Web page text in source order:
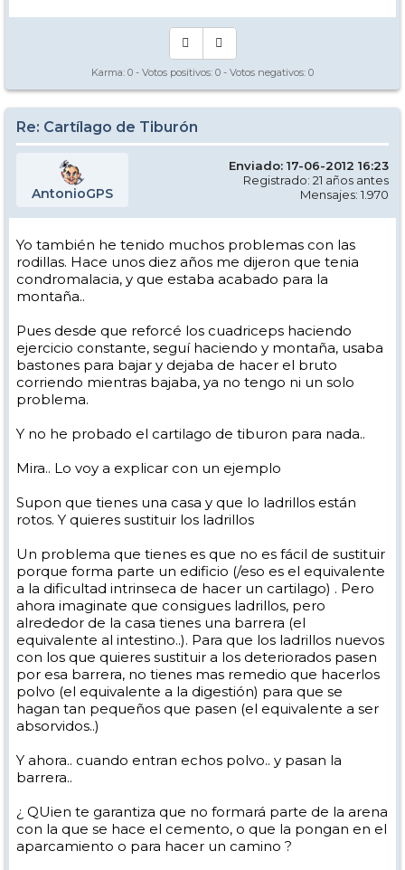
Karma: 0 - Votos positivos: 0 - Votos negativos: 0
Re: Cartílago de Tiburón
AntonioGPS
Enviado: 17-06-2012 16:23
Registrado: 21 años antes
Mensajes: 1.970
Yo también he tenido muchos problemas con las
rodillas. Hace unos diez años me dijeron que tenia
condromalacia, y que estaba acabado para la
montaña..
Pues desde que reforcé los cuadriceps haciendo
ejercicio constante, seguí haciendo y montaña, usaba
bastones para bajar y dejaba de hacer el bruto
corriendo mientras bajaba, ya no tengo ni un solo
problema.
Y no he probado el cartilago de tiburon para nada..
Mira.. Lo voy a explicar con un ejemplo
Supon que tienes una casa y que lo ladrillos están
rotos. Y quieres sustituir los ladrillos
Un problema que tienes es que no es fácil de sustituir
porque forma parte un edificio (/eso es el equivalente
a la dificultad intrinseca de hacer un cartilago) . Pero
ahora imaginate que consigues ladrillos, pero
alrededor de la casa tienes una barrera (el
equivalente al intestino..). Para que los ladrillos nuevos
con los que quieres sustituir a los deteriorados pasen
por esa barrera, no tienes mas remedio que hacerlos
polvo (el equivalente a la digestión) para que se
hagan tan pequeños que pasen (el equivalente a ser
absorvidos..)
Y ahora.. cuando entran echos polvo.. y pasan la
barrera..
¿ QUien te garantiza que no formará parte de la arena
con la que se hace el cemento, o que la pongan en el
aparcamiento o para hacer un camino ?